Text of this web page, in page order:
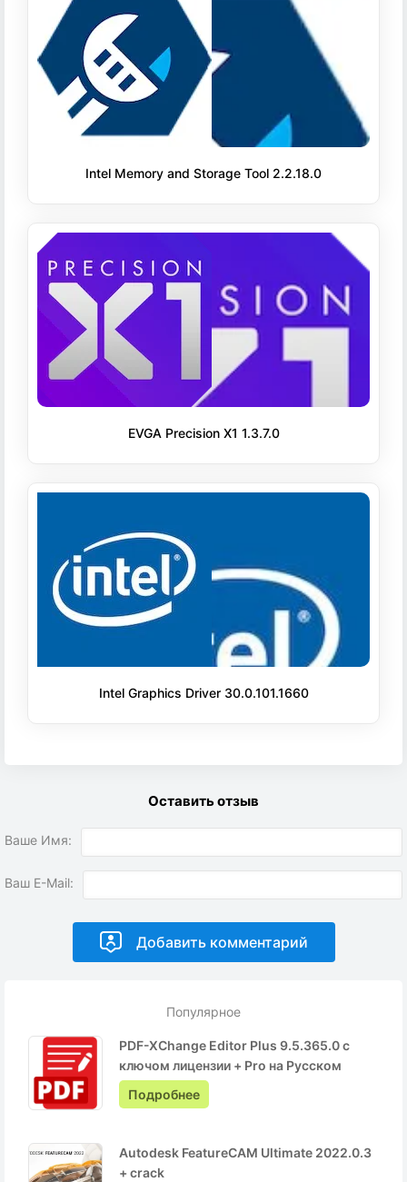
Популярное
PDF-XChange Editor Plus 9.5.365.0 с
ключом лицензии + Pro на Русском
Подробнее
Autodesk FeatureCAM Ultimate 2022.0.3
+ crack
Intel Memory and Storage Tool 2.2.18.0
EVGA Precision X1 1.3.7.0
Intel Graphics Driver 30.0.101.1660
Оставить отзыв
Ваше Имя:
Ваш E-Mail: